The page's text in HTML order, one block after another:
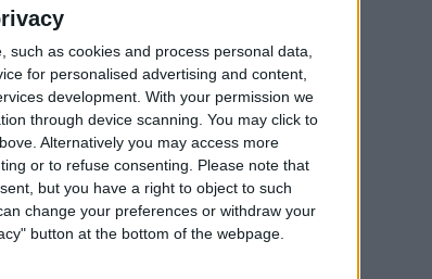
as cookies and process personal data,
for personalised advertising and content,
development. With your permission we
through device scanning. You may click to
Alternatively you may access more
or to refuse consenting.
Please note that
but you have a right to object to such
change your preferences or withdraw your
button at the bottom of the webpage.
GESAMT
99
GEGNER
MAXIMAL
21
VS RB Leipzig
308 (71,79%)